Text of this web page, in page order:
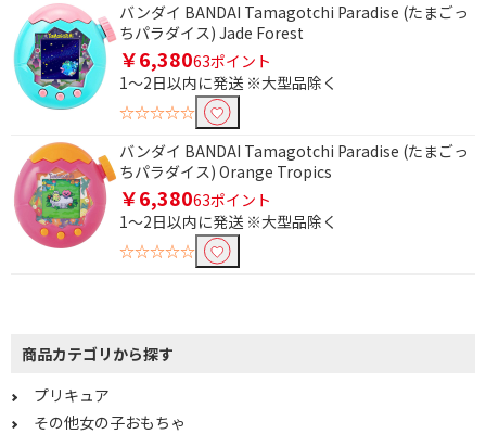
バンダイ BANDAI Tamagotchi Paradise (たまごっ
ちパラダイス) Jade Forest
￥6,38063ポイント
1～2日以内に発送 ※大型品除く
☆☆☆☆☆
バンダイ BANDAI Tamagotchi Paradise (たまごっ
ちパラダイス) Orange Tropics
￥6,38063ポイント
1～2日以内に発送 ※大型品除く
☆☆☆☆☆
商品カテゴリから探す
プリキュア
その他女の子おもちゃ